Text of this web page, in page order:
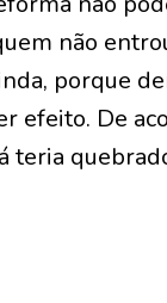
não
porque
efeito. De
teria